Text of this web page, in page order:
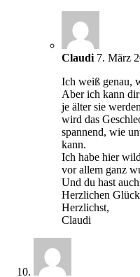
Claudi 7. März
Ich weiß genau,
Aber ich kann
je älter sie
wird das
spannend, wie
kann.
Ich habe hier
vor allem ganz
Und du hast
Herzlichen
Herzlichst,
Claudi